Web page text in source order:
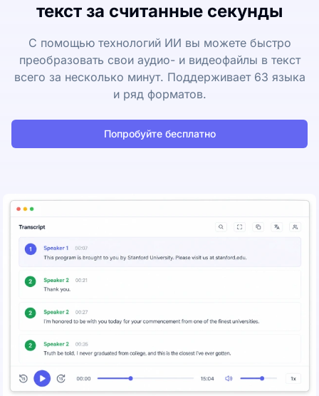
текст за считанные секунды
С помощью технологий ИИ вы можете быстро
преобразовать свои аудио- и видеофайлы в текст
всего за несколько минут. Поддерживает 63 языка
и ряд форматов.
Попробуйте бесплатно